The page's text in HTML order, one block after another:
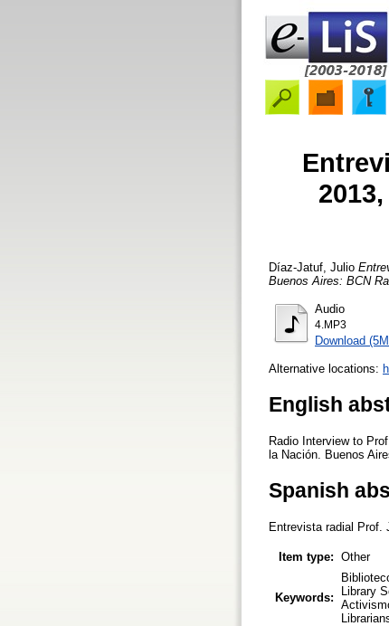
Díaz-Jatuf, Julio
Buenos Aires: BCN
Audio
4.MP3
Download
Alternative locations:
English
Radio Interview to
la Nación. Buenos
Spanish
Entrevista radial Prof.
Item type: Other
Keywords:
Library